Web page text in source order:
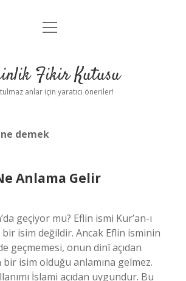
Anasayfa
Yasal Uyarı
menüyü
Fikir Kutusu
anlar için yaratıcı öneriler!
ne demek
Anlama Gelir
geçiyor mu? Eflin ismi Kur’an-ı
bir isim değildir. Ancak Eflin isminin
geçmemesi, onun dinî açıdan
isim olduğu anlamına gelmez.
İslami açıdan uygundur. Bu